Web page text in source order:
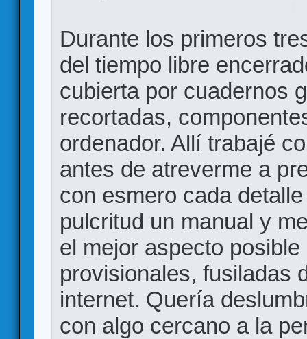
Durante los primeros
del tiempo libre
cubierta por cuadernos
recortadas,
ordenador. Allí trabajé
antes de atreverme a
con esmero cada
pulcritud un manual y
el mejor aspecto
provisionales, fusiladas
internet. Quería
con algo cercano a la